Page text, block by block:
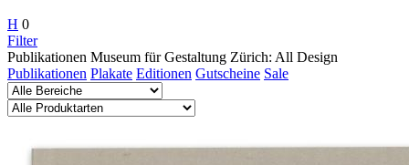
H 0
Filter
Publikationen Museum für Gestaltung Zürich: All Design
Publikationen Plakate Editionen Gutscheine Sale